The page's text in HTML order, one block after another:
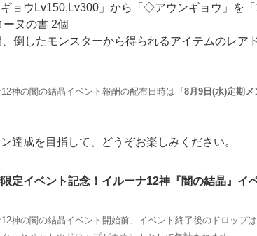
ギョウLv150,Lv300」から「◇アウンギョウ」を「
ーヌの書 2個
倒したモンスターから得られるアイテムのレア
神の闇の結晶イベント報酬の配布日時は『8月9日(水)定期
達成を目指して、どうぞお楽しみください。
定イベント記念！イルーナ12神『闇の結晶』イ
神の闇の結晶イベント開始前、イベント終了後のドロップは